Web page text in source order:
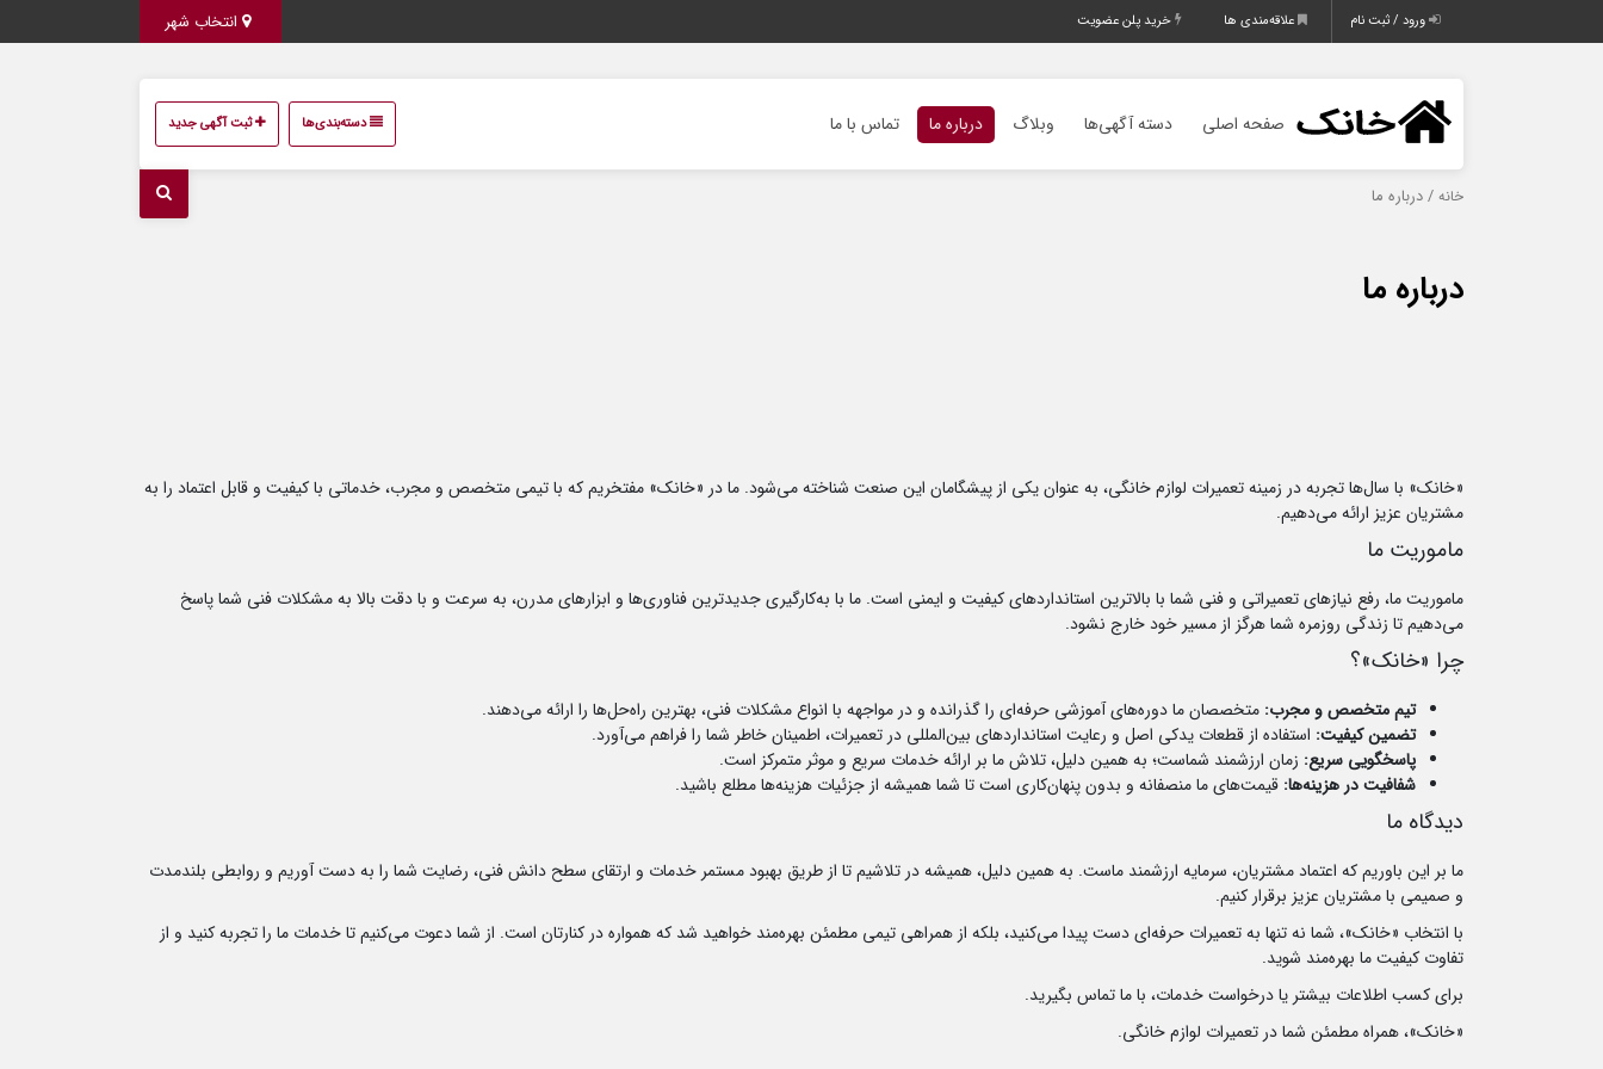
ورود / ثبت نام علاقه‌مندی ها خرید پلن عضویت
صفحه اصلی دسته آگهی‌ها وبلاگ درباره ما تماس با ما دسته‌بندی‌ها ثبت آگهی جدید
خانه / درباره ما
درباره ما
«خانک» با سال‌ها تجربه در زمینه تعمیرات لوازم خانگی، به عنوان یکی از پیشگامان این صنعت شناخته می‌شود. ما در «خانک» مفتخریم که با تیمی متخصص و مجرب، خدماتی با کیفیت و قابل اعتماد را به
مشتریان عزیز ارائه می‌دهیم.
ماموریت ما
ماموریت ما، رفع نیازهای تعمیراتی و فنی شما با بالاترین استانداردهای کیفیت و ایمنی است. ما با به‌کارگیری جدیدترین فناوری‌ها و ابزارهای مدرن، به سرعت و با دقت بالا به مشکلات فنی شما پاسخ
می‌دهیم تا زندگی روزمره شما هرگز از مسیر خود خارج نشود.
چرا «خانک»؟
تیم متخصص و مجرب: متخصصان ما دوره‌های آموزشی حرفه‌ای را گذرانده و در مواجهه با انواع مشکلات فنی، بهترین راه‌حل‌ها را ارائه می‌دهند.
تضمین کیفیت: استفاده از قطعات یدکی اصل و رعایت استانداردهای بین‌المللی در تعمیرات، اطمینان خاطر شما را فراهم می‌آورد.
پاسخگویی سریع: زمان ارزشمند شماست؛ به همین دلیل، تلاش ما بر ارائه خدمات سریع و موثر متمرکز است.
شفافیت در هزینه‌ها: قیمت‌های ما منصفانه و بدون پنهان‌کاری است تا شما همیشه از جزئیات هزینه‌ها مطلع باشید.
دیدگاه ما
ما بر این باوریم که اعتماد مشتریان، سرمایه ارزشمند ماست. به همین دلیل، همیشه در تلاشیم تا از طریق بهبود مستمر خدمات و ارتقای سطح دانش فنی، رضایت شما را به دست آوریم و روابطی بلندمدت
و صمیمی با مشتریان عزیز برقرار کنیم.
با انتخاب «خانک»، شما نه تنها به تعمیرات حرفه‌ای دست پیدا می‌کنید، بلکه از همراهی تیمی مطمئن بهره‌مند خواهید شد که همواره در کنارتان است. از شما دعوت می‌کنیم تا خدمات ما را تجربه کنید و از
تفاوت کیفیت ما بهره‌مند شوید.
برای کسب اطلاعات بیشتر یا درخواست خدمات، با ما تماس بگیرید.
«خانک»، همراه مطمئن شما در تعمیرات لوازم خانگی.